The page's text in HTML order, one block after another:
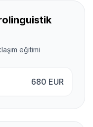
eğitimi
680 EUR